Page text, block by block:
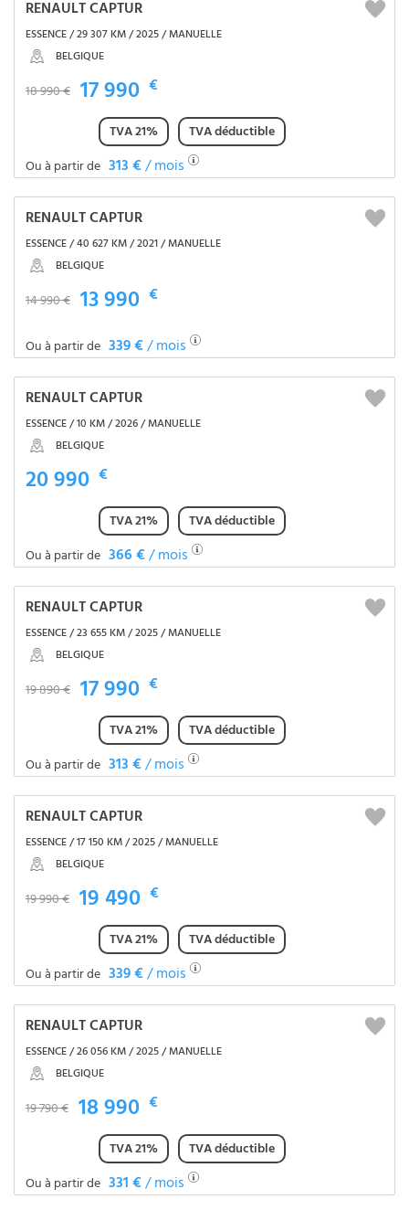
RENAULT CAPTUR
ESSENCE / 29 307 KM / 2025 / MANUELLE
BELGIQUE
18 990 € 17 990 €
TVA 21%
TVA déductible
Ou à partir de 313 €/ mois
RENAULT CAPTUR
ESSENCE / 40 627 KM / 2021 / MANUELLE
BELGIQUE
14 990 € 13 990 €
Ou à partir de 339 €/ mois
RENAULT CAPTUR
ESSENCE / 10 KM / 2026 / MANUELLE
BELGIQUE
20 990 €
TVA 21%
TVA déductible
Ou à partir de 366 €/ mois
RENAULT CAPTUR
ESSENCE / 23 655 KM / 2025 / MANUELLE
BELGIQUE
19 890 € 17 990 €
TVA 21%
TVA déductible
Ou à partir de 313 €/ mois
RENAULT CAPTUR
ESSENCE / 17 150 KM / 2025 / MANUELLE
BELGIQUE
19 990 € 19 490 €
TVA 21%
TVA déductible
Ou à partir de 339 €/ mois
RENAULT CAPTUR
ESSENCE / 26 056 KM / 2025 / MANUELLE
BELGIQUE
19 790 € 18 990 €
TVA 21%
TVA déductible
Ou à partir de 331 €/ mois